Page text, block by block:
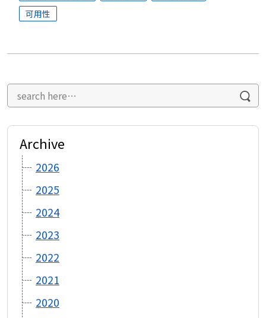
可用性
Archive
2026
2025
2024
2023
2022
2021
2020